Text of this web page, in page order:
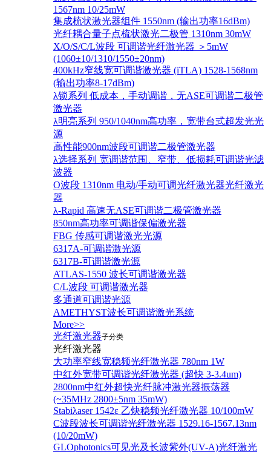
1567nm 10/25mW
集成梳状激光器组件 1550nm (输出功率16dBm)
光纤耦合量子点梳状激光二极管 1310nm 30mW
X/O/S/C/L波段 可调谐光纤激光器 ＞5mW
(1060±10/1310/1550±20nm)
400kHz窄线宽可调谐激光器 (iTLA) 1528-1568nm
(输出功率8-17dBm)
λ锁系列 低成本，手动调谐，无ASE可调谐二极管
激光器
λ明亮系列 950/1040nm高功率，宽带台式超发光光
源
高性能900nm波段可调谐二极管激光器
λ选择系列 宽调谐范围、窄带、低损耗可调谐光滤
波器
O波段 1310nm 电动/手动可调光纤激光器光纤激光
器
λ-Rapid 高速无ASE可调谐二极管激光器
850nm高功率可调谐保偏激光器
FBG 传感可调谐激光光源
6317A-可调谐激光源
6317B-可调谐激光源
ATLAS-1550 波长可调谐激光器
C/L波段 可调谐激光器
多通道可调谐光源
AMETHYST波长可调谐激光系统
More>>
光纤激光器子分类
光纤激光器
大功率窄线宽稳频光纤激光器 780nm 1W
中红外宽带可调谐光纤激光器 (超快 3-3.4um)
2800nm中红外超快光纤脉冲激光器振荡器
(~35MHz 2800±5nm 35mW)
Stabiλaser 1542ε 乙炔稳频光纤激光器 10/100mW
C波段波长可调谐光纤激光器 1529.16-1567.13nm
(10/20mW)
GLOphotonics可见光及长波紫外(UV-A)光纤激光